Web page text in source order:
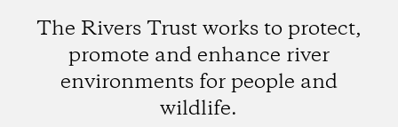
The Rivers Trust works to protect,
promote and enhance river
environments for people and
wildlife.